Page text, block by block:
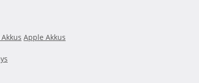
Apple Akkus